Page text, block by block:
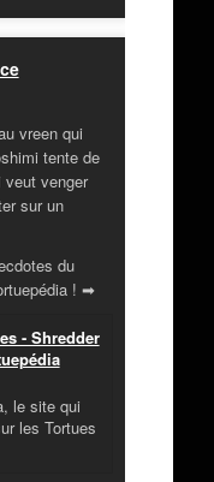
vreen qui
tente de
veut venger
sur un
du
! ➡
- Shredder
le site qui
les Tortues